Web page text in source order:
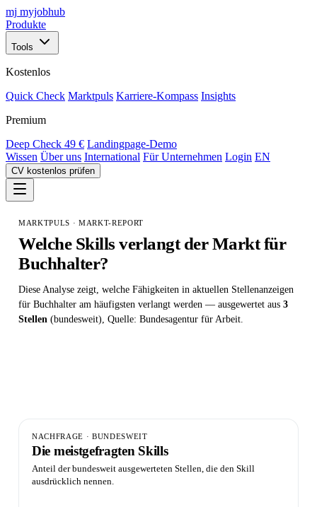
mj myjobhub
Produkte
Tools
Kostenlos
Quick Check Marktpuls Karriere-Kompass Insights
Premium
Deep Check 49 € Landingpage-Demo
Wissen Über uns International Für Unternehmen Login EN
CV kostenlos prüfen
MARKTPULS · MARKT-REPORT
Welche Skills verlangt der Markt für
Buchhalter?
Diese Analyse zeigt, welche Fähigkeiten in aktuellen Stellenanzeigen
für Buchhalter am häufigsten verlangt werden — ausgewertet aus 3
Stellen (bundesweit), Quelle: Bundesagentur für Arbeit.
NACHFRAGE · BUNDESWEIT
Die meistgefragten Skills
Anteil der bundesweit ausgewerteten Stellen, die den Skill
ausdrücklich nennen.